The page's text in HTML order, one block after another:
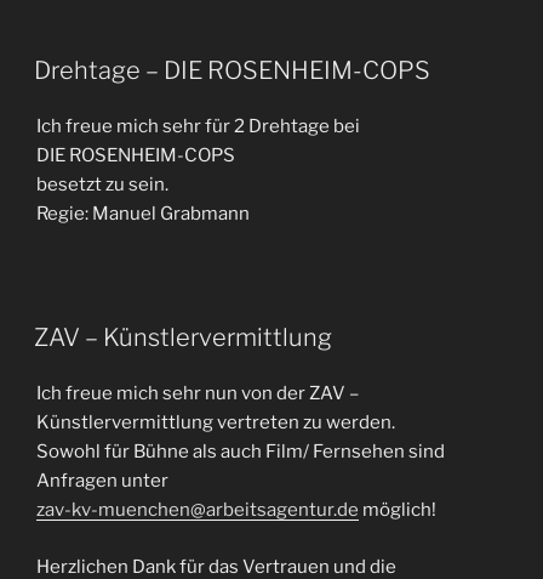
Drehtage – DIE ROSENHEIM-COPS
Ich freue mich sehr für 2 Drehtage bei
DIE ROSENHEIM-COPS
besetzt zu sein.
Regie: Manuel Grabmann
ZAV – Künstlervermittlung
Ich freue mich sehr nun von der ZAV –
Künstlervermittlung vertreten zu werden.
Sowohl für Bühne als auch Film/ Fernsehen sind
Anfragen unter
zav-kv-muenchen@arbeitsagentur.de möglich!
Herzlichen Dank für das Vertrauen und die